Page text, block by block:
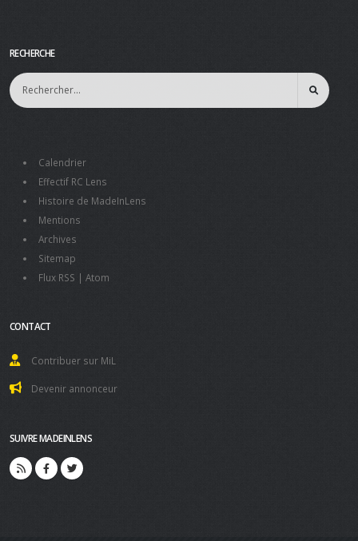
RECHERCHE
Calendrier
Effectif RC Lens
Histoire de MadeInLens
Mentions
Archives
Sitemap
Flux RSS | Atom
CONTACT
Contribuer sur MiL
Devenir annonceur
SUIVRE MADEINLENS